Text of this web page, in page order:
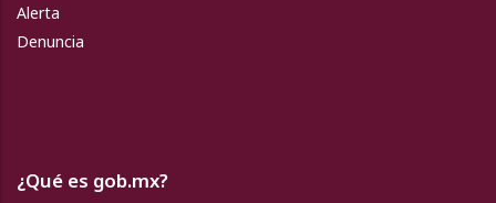
Alerta
Denuncia
¿Qué es gob.mx?